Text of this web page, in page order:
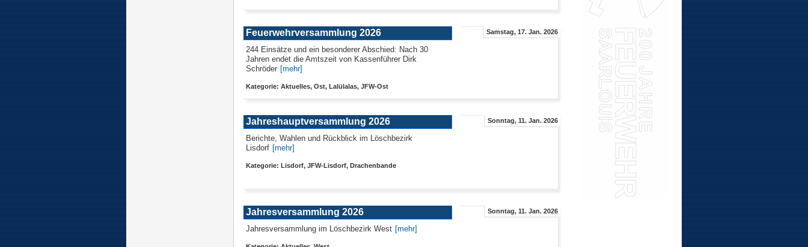
Samstag, 17. Jan. 2026
Feuerwehrversammlung 2026
244 Einsätze und ein besonderer Abschied: Nach 30
Jahren endet die Amtszeit von Kassenführer Dirk
Schröder [mehr]
Kategorie: Aktuelles, Ost, Lalülalas, JFW-Ost
Sonntag, 11. Jan. 2026
Jahreshauptversammlung 2026
Berichte, Wahlen und Rückblick im Löschbezirk
Lisdorf [mehr]
Kategorie: Lisdorf, JFW-Lisdorf, Drachenbande
Sonntag, 11. Jan. 2026
Jahresversammlung 2026
Jahresversammlung im Löschbezirk West [mehr]